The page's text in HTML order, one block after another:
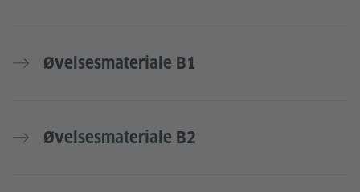
Øvelsesmateriale B1
Øvelsesmateriale B2